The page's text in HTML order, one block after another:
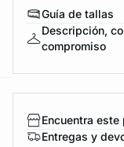
Guía de tallas
Descripción,
compromiso
Encuentra
Entregas y